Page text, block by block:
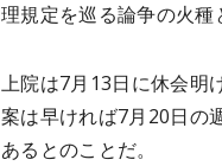
理規定を巡る論争の火種
上院は7月13日に休会明
案は早ければ7月20日の
あるとのことだ。